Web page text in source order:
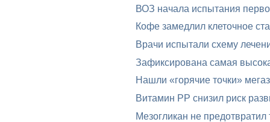
ВОЗ начала испытания
Кофе замедлил клеточное
Врачи испытали схему
Зафиксирована самая
Нашли «горячие точки»
Витамин PP снизил риск
Мезогликан не